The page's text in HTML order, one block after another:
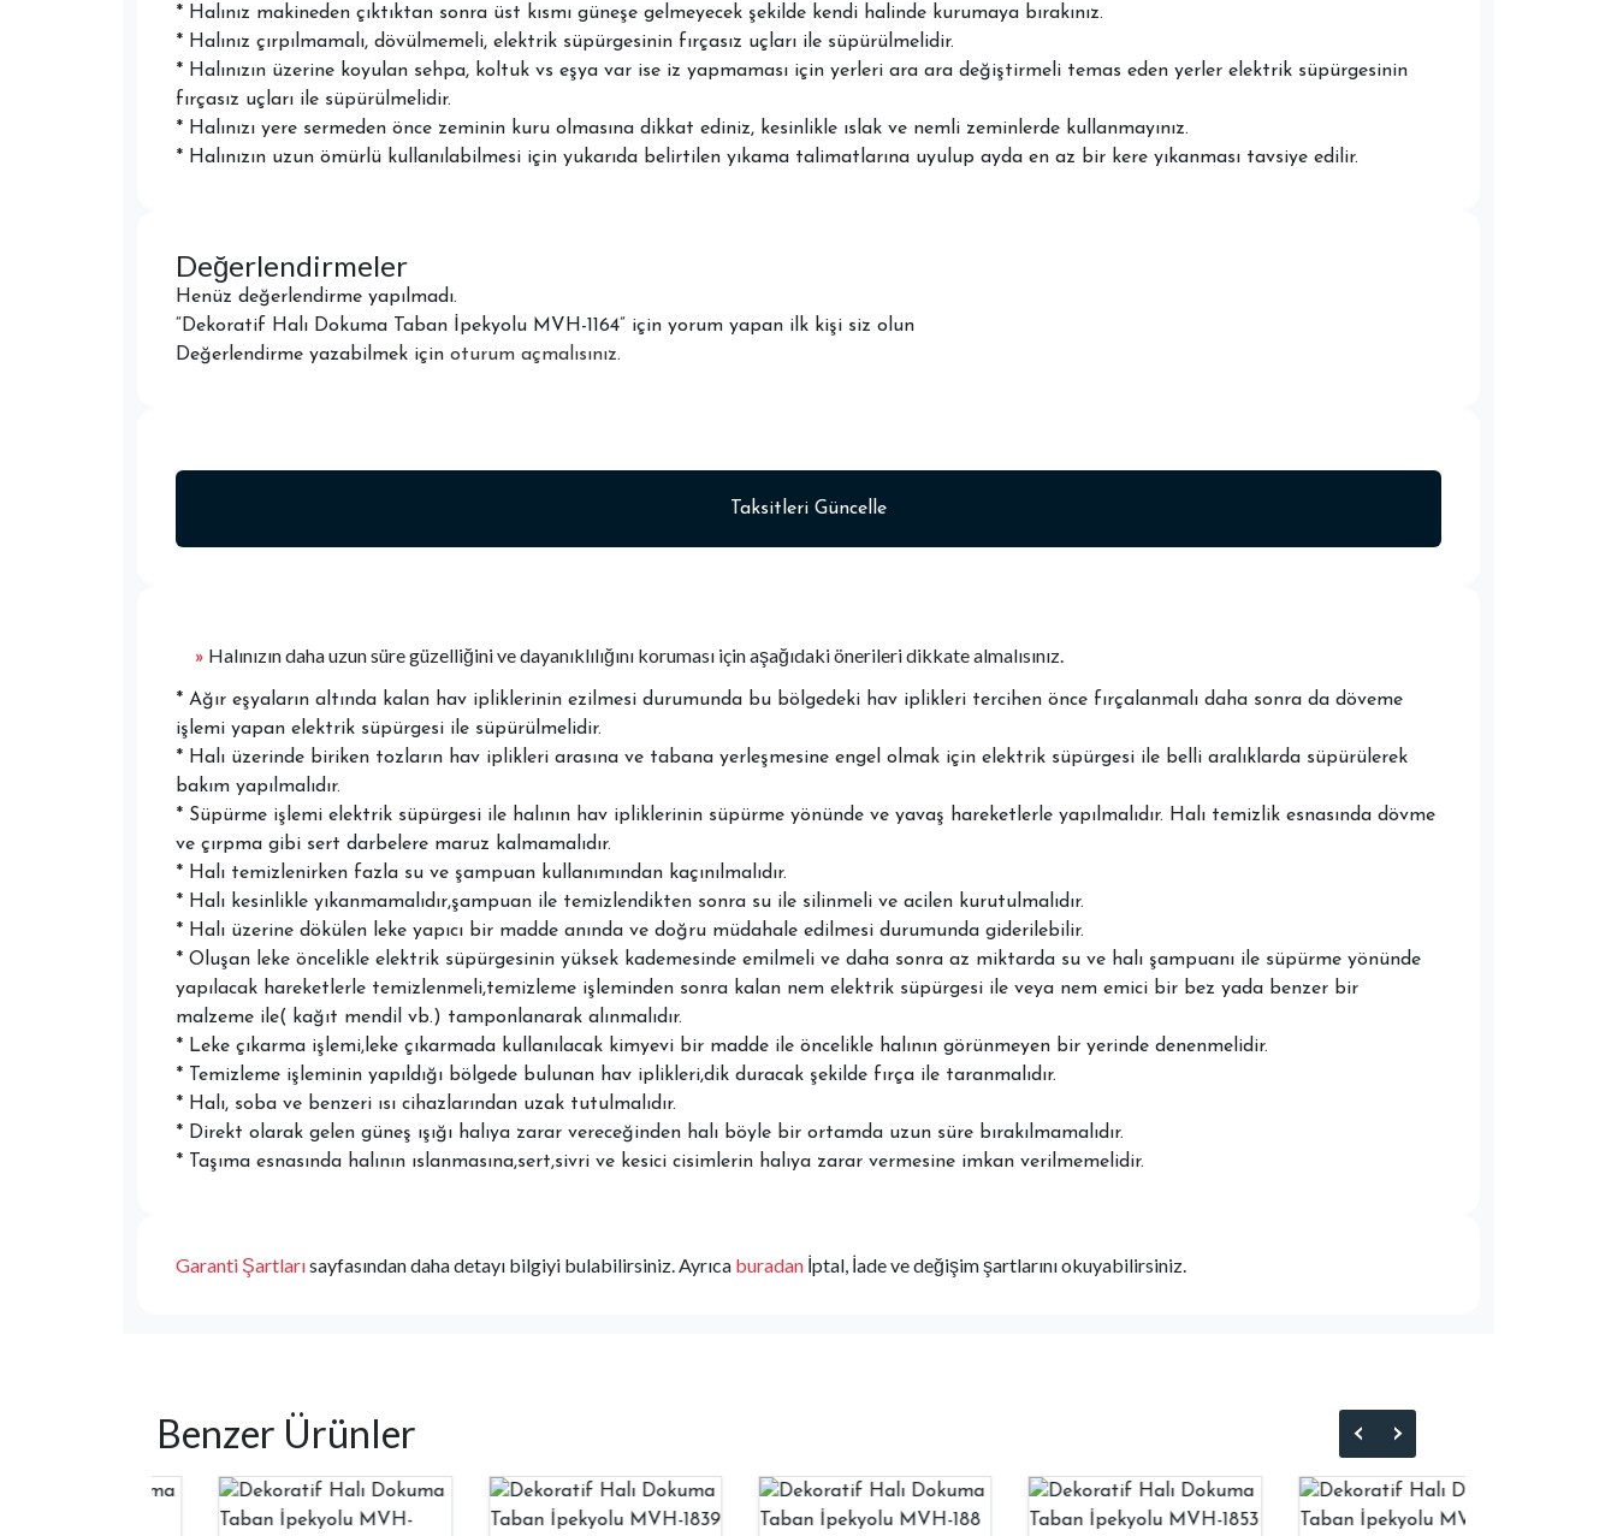
* Halınız makineden çıktıktan sonra üst kısmı güneşe gelmeyecek şekilde kendi halinde kurumaya bırakınız.
* Halınız çırpılmamalı, dövülmemeli, elektrik süpürgesinin fırçasız uçları ile süpürülmelidir.
* Halınızın üzerine koyulan sehpa, koltuk vs eşya var ise iz yapmaması için yerleri ara ara değiştirmeli temas eden yerler elektrik süpürgesinin
fırçasız uçları ile süpürülmelidir.
* Halınızı yere sermeden önce zeminin kuru olmasına dikkat ediniz, kesinlikle ıslak ve nemli zeminlerde kullanmayınız.
* Halınızın uzun ömürlü kullanılabilmesi için yukarıda belirtilen yıkama talimatlarına uyulup ayda en az bir kere yıkanması tavsiye edilir.
Değerlendirmeler
Henüz değerlendirme yapılmadı.
“Dekoratif Halı Dokuma Taban İpekyolu MVH-1164” için yorum yapan ilk kişi siz olun
Değerlendirme yazabilmek için oturum açmalısınız.
Taksitleri Güncelle
» Halınızın daha uzun süre güzelliğini ve dayanıklılığını koruması için aşağıdaki önerileri dikkate almalısınız.
* Ağır eşyaların altında kalan hav ipliklerinin ezilmesi durumunda bu bölgedeki hav iplikleri tercihen önce fırçalanmalı daha sonra da döveme
işlemi yapan elektrik süpürgesi ile süpürülmelidir.
* Halı üzerinde biriken tozların hav iplikleri arasına ve tabana yerleşmesine engel olmak için elektrik süpürgesi ile belli aralıklarda süpürülerek
bakım yapılmalıdır.
* Süpürme işlemi elektrik süpürgesi ile halının hav ipliklerinin süpürme yönünde ve yavaş hareketlerle yapılmalıdır. Halı temizlik esnasında dövme
ve çırpma gibi sert darbelere maruz kalmamalıdır.
* Halı temizlenirken fazla su ve şampuan kullanımından kaçınılmalıdır.
* Halı kesinlikle yıkanmamalıdır,şampuan ile temizlendikten sonra su ile silinmeli ve acilen kurutulmalıdır.
* Halı üzerine dökülen leke yapıcı bir madde anında ve doğru müdahale edilmesi durumunda giderilebilir.
* Oluşan leke öncelikle elektrik süpürgesinin yüksek kademesinde emilmeli ve daha sonra az miktarda su ve halı şampuanı ile süpürme yönünde
yapılacak hareketlerle temizlenmeli,temizleme işleminden sonra kalan nem elektrik süpürgesi ile veya nem emici bir bez yada benzer bir
malzeme ile( kağıt mendil vb.) tamponlanarak alınmalıdır.
* Leke çıkarma işlemi,leke çıkarmada kullanılacak kimyevi bir madde ile öncelikle halının görünmeyen bir yerinde denenmelidir.
* Temizleme işleminin yapıldığı bölgede bulunan hav iplikleri,dik duracak şekilde fırça ile taranmalıdır.
* Halı, soba ve benzeri ısı cihazlarından uzak tutulmalıdır.
* Direkt olarak gelen güneş ışığı halıya zarar vereceğinden halı böyle bir ortamda uzun süre bırakılmamalıdır.
* Taşıma esnasında halının ıslanmasına,sert,sivri ve kesici cisimlerin halıya zarar vermesine imkan verilmemelidir.
Garanti Şartlarısayfasından daha detayı bilgiyi bulabilirsiniz. Ayrıca buradan İptal, İade ve değişim şartlarını okuyabilirsiniz.
Benzer Ürünler ‹ ›